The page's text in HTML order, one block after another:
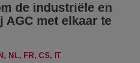
de industriële en
AGC met elkaar te
NL FR CS IT